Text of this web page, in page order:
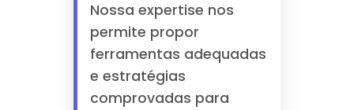
Nossa expertise nos
permite propor
ferramentas adequadas
e estratégias
comprovadas para